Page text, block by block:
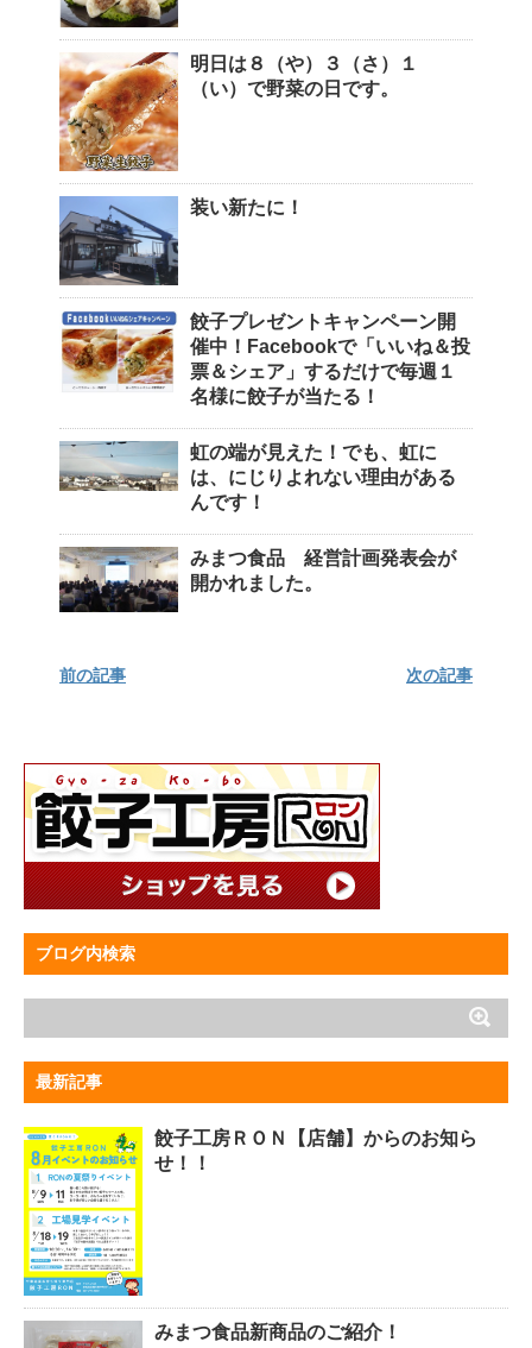
明日は８（や）３（さ）１
（い）で野菜の日です。
装い新たに！
餃子プレゼントキャンペーン開
催中！Facebookで「いいね＆投
票＆シェア」するだけで毎週１
名様に餃子が当たる！
虹の端が見えた！でも、虹に
は、にじりよれない理由がある
んです！
みまつ食品 経営計画発表会が
開かれました。
前の記事 次の記事
ブログ内検索
最新記事
餃子工房ＲＯＮ【店舗】からのお知ら
せ！！
みまつ食品新商品のご紹介！